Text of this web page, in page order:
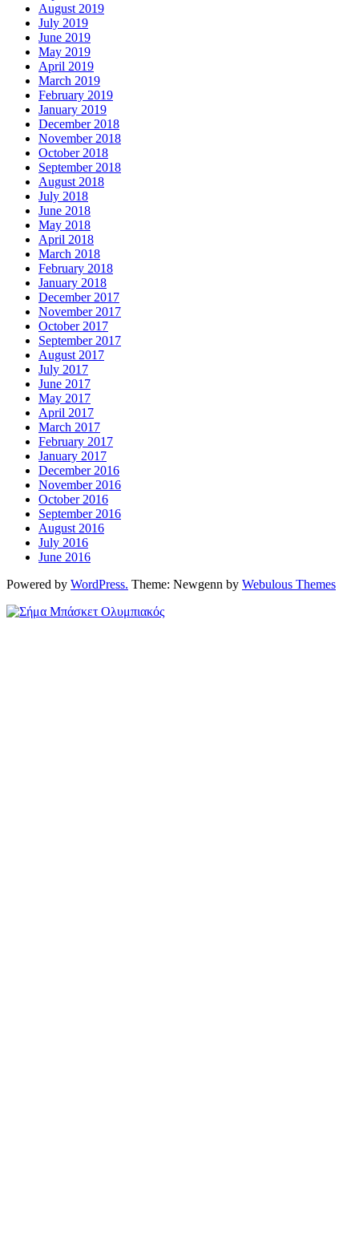
August 2019
July 2019
June 2019
May 2019
April 2019
March 2019
February 2019
January 2019
December 2018
November 2018
October 2018
September 2018
August 2018
July 2018
June 2018
May 2018
April 2018
March 2018
February 2018
January 2018
December 2017
November 2017
October 2017
September 2017
August 2017
July 2017
June 2017
May 2017
April 2017
March 2017
February 2017
January 2017
December 2016
November 2016
October 2016
September 2016
August 2016
July 2016
June 2016
Powered by WordPress. Theme: Newgenn by Webulous Themes